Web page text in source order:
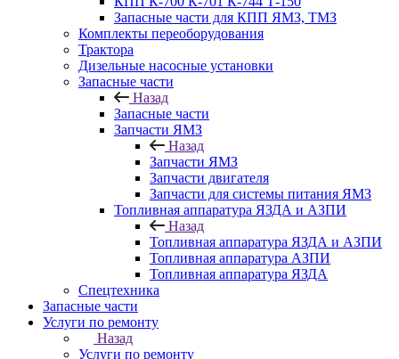
Запасные части для КПП ЯМЗ, ТМЗ
Комплекты переоборудования
Трактора
Дизельные насосные установки
Запасные части
Назад
Запасные части
Запчасти ЯМЗ
Назад
Запчасти ЯМЗ
Запчасти двигателя
Запчасти для системы питания ЯМЗ
Топливная аппаратура ЯЗДА и АЗПИ
Назад
Топливная аппаратура ЯЗДА и АЗПИ
Топливная аппаратура АЗПИ
Топливная аппаратура ЯЗДА
Спецтехника
Запасные части
Услуги по ремонту
Назад
Услуги по ремонту